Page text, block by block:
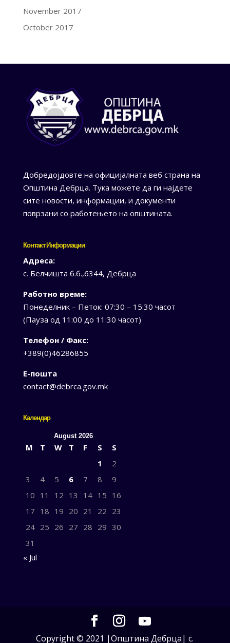
November 2017
October 2017
Добредојдовте на официјалната веб страна на
Општина Дебрца. Тука можете да ги најдете
сите новости, информации, и документи
поврзани со работењето на општината.
Контакт Информации
Адреса:
с. Белчишта б.б.,6344, Дебрца
Работно време:
Понеделник – Петок: 07:30 – 15:30 часот
(Пауза од 11:00 до 11:30 часот)
Телефон / Факс:
+389(0)46286855
Е-пошта
contact@debrca.gov.mk
Календар
August 2026
M T W T F S
S
1
2
3
4 5 6 7 8
9
10 11 12 13 14 15 16
17 18 19 20 21 22 23
24 25 26 27 28 29 30
31
« Jul
Copyright © 2021 |Општина Дебрца| с.